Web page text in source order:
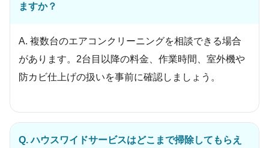
ますか？
A. 複数台のエアコンクリーニングを相談できる場合
があります。2台目以降の料金、作業時間、室外機や
防カビ仕上げの扱いを事前に確認しましょう。
Q. ハウスワイドサービスはどこまで掃除してもらえ